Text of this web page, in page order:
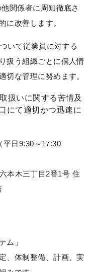
関係者に周知徹底さ
に改善します。
いて従業員に対する
扱う組織ごとに個人情
切な管理に努めます。
扱いに関する苦情及
にて適切かつ迅速に
日9:30～17:30
木三丁目2番1号 住
ム」
、体制整備、計画、実